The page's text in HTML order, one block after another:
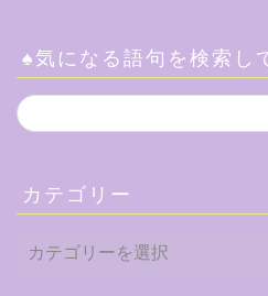
♠気になる語句を検索し
カテゴリー